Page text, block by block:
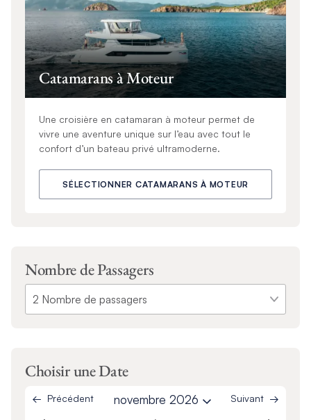
Catamarans à Moteur
Une croisière en catamaran à moteur permet de
vivre une aventure unique sur l’eau avec tout le
confort d’un bateau privé ultramoderne.
SÉLECTIONNER CATAMARANS À MOTEUR
Nombre de Passagers
Choisir une Date
Précédent novembre 2026 Suivant